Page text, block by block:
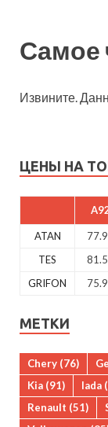
Самое
Извините.
ЦЕНЫ НА
ATAN
TES
GRIFON
МЕТКИ
Chery (76)
Kia (91) lada
Renault (51)